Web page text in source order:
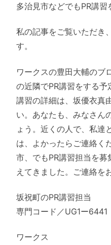
多治見市などでもPR講習
私の記事をご覧いただき
す。
ワークスの豊田大輔のブ
の近隣でPR講習をする
講習の詳細は、坂優衣真
い。あなたも、みなさん
ょう。近くの人で、私達
は、よかったらご連絡く
市、でもPR講習担当を
えてきました。ご連絡を
坂祝町のPR講習担当
専門コード／UG1ー6441
ワークス